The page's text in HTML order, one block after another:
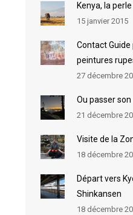
Kenya, la
15 janvier 2015
Contact
peintures
27 décembre
Ou passer
21 décembre
Visite de la
18 décembre
Départ vers
Shinkansen
18 décembre